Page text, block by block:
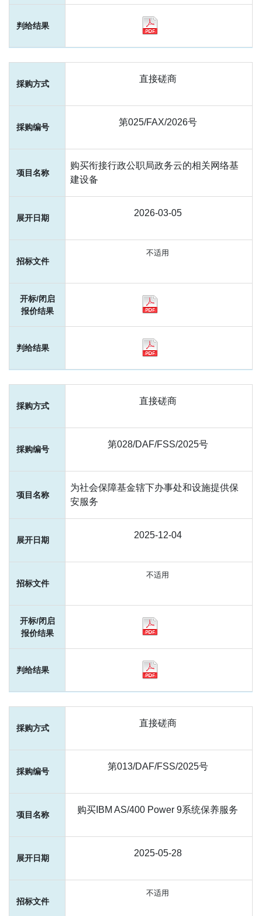
直接磋商
第025/FAX/2026号
购买衔接行政公职局政务云的相关网络基
建设备
2026-03-05
不适用
直接磋商
第028/DAF/FSS/2025号
为社会保障基金辖下办事处和设施提供保
安服务
2025-12-04
不适用
直接磋商
第013/DAF/FSS/2025号
购买IBM AS/400 Power 9系统保养服务
2025-05-28
不适用